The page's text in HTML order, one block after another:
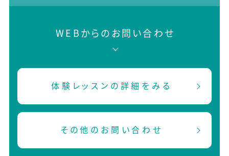
WEBからのお問い合わせ
体験レッスンの詳細をみる
その他のお問い合わせ